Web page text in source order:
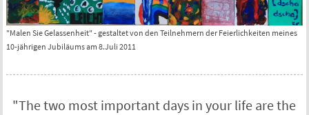
"Malen Sie Gelassenheit" - gestaltet von den Teilnehmern der Feierlichkeiten meines
10-jährigen Jubiläums am 8.Juli 2011
"The two most important days in your life are the